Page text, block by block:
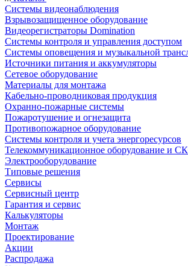
Системы видеонаблюдения
Взрывозащищенное оборудование
Видеорегистраторы Domination
Системы контроля и управления доступом
Системы оповещения и музыкальной
Источники питания и аккумуляторы
Сетевое оборудование
Материалы для монтажа
Кабельно-проводниковая продукция
Охранно-пожарные системы
Пожаротушение и огнезащита
Противопожарное оборудование
Системы контроля и учета энергоресурсов
Телекоммуникационное оборудование и
Электрооборудование
Типовые решения
Сервисы
Сервисный центр
Гарантия и сервис
Калькуляторы
Монтаж
Проектирование
Акции
Распродажа